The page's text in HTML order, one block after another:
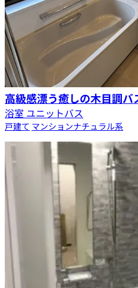
高級感漂う癒しの木目調
浴室 ユニットバス
戸建て マンションナチュラル系